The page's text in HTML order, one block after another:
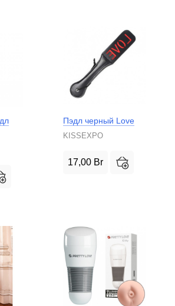
Пэдл черный Love
KISSEXPO
17,00 Br